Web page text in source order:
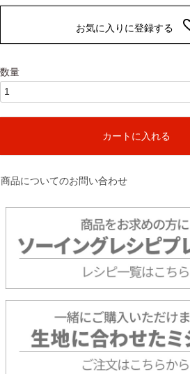
お気に入りに登録する
カートに入れる
商品についてのお問い合わせ